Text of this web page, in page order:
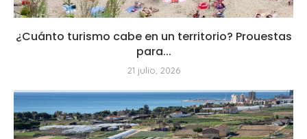
¿Cuánto turismo cabe en un territorio? Prouestas
para...
21 julio, 2026